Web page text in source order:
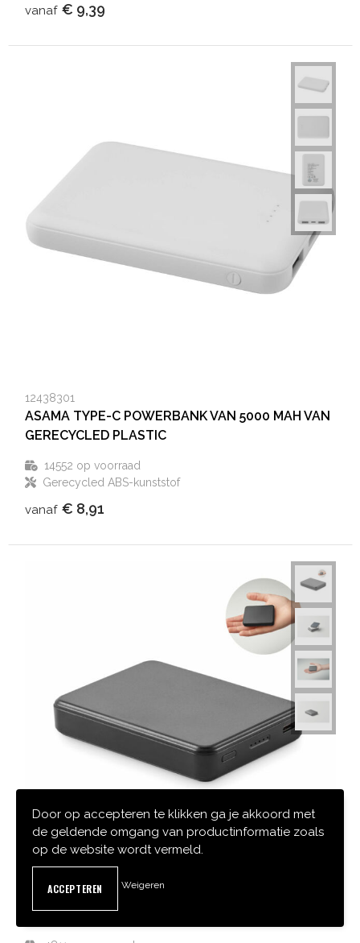
vanaf € 9,39
12438301
ASAMA TYPE-C POWERBANK VAN 5000 MAH VAN
GERECYCLED PLASTIC
14552 op voorraad
Gerecycled ABS-kunststof
vanaf € 8,91
MO2602-03
KLEINPOW - POWERBANK 5000 MAH
Door op accepteren te klikken ga je akkoord met
de geldende omgang van productinformatie zoals
op de website wordt vermeld.
Weigeren